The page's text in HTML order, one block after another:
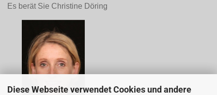
Diese Webseite verwendet Cookies und andere
Es berät Sie Christine Döring